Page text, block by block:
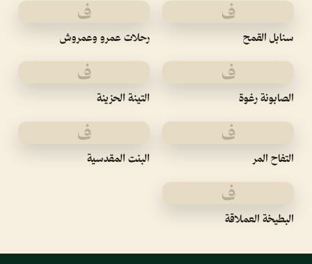
ف
سنابل القمح
ف
رحلات عمرو وعمروش
ف
الصابونة رغوة
ف
التينة الحزينة
ف
التفاح المر
ف
البنت المقدسية
ف
البطيخة العملاقة